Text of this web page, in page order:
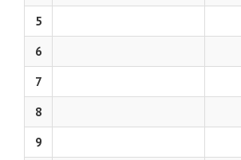
5
6
7
8
9